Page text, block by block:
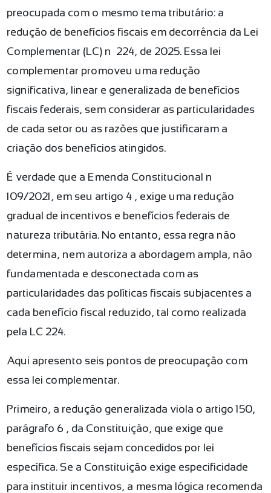
preocupada com o mesmo tema tributário: a
redução de benefícios fiscais em decorrência da Lei
Complementar (LC) nº 224, de 2025. Essa lei
complementar promoveu uma redução
significativa, linear e generalizada de benefícios
fiscais federais, sem considerar as particularidades
de cada setor ou as razões que justificaram a
criação dos benefícios atingidos.
É verdade que a Emenda Constitucional nº
109/2021, em seu artigo 4º, exige uma redução
gradual de incentivos e benefícios federais de
natureza tributária. No entanto, essa regra não
determina, nem autoriza a abordagem ampla, não
fundamentada e desconectada com as
particularidades das políticas fiscais subjacentes a
cada benefício fiscal reduzido, tal como realizada
pela LC 224.
Aqui apresento seis pontos de preocupação com
essa lei complementar.
Primeiro, a redução generalizada viola o artigo 150,
parágrafo 6º, da Constituição, que exige que
benefícios fiscais sejam concedidos por lei
específica. Se a Constituição exige especificidade
para instituir incentivos, a mesma lógica recomenda